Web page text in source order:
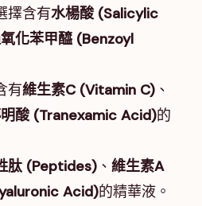
擇含有水楊酸 (Salicylic
化苯甲醯 (Benzoyl
有維生素C (Vitamin C) 、
酸 (Tranexamic Acid)的
肽 (Peptides) 、 維生素A
Acid)的精華液。